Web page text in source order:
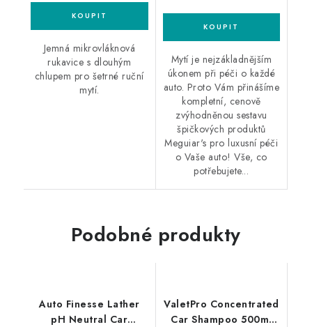
Jemná mikrovláknová
rukavice s dlouhým
chlupem pro šetrné ruční
mytí.
Mytí je nejzákladnějším
úkonem při péči o každé
auto. Proto Vám přinášíme
kompletní, cenově
zvýhodněnou sestavu
špičkových produktů
Meguiar's pro luxusní péči
o Vaše auto! Vše, co
potřebujete...
Podobné produkty
Auto Finesse Lather
pH Neutral Car
ValetPro Concentrated
Car Shampoo 500ml